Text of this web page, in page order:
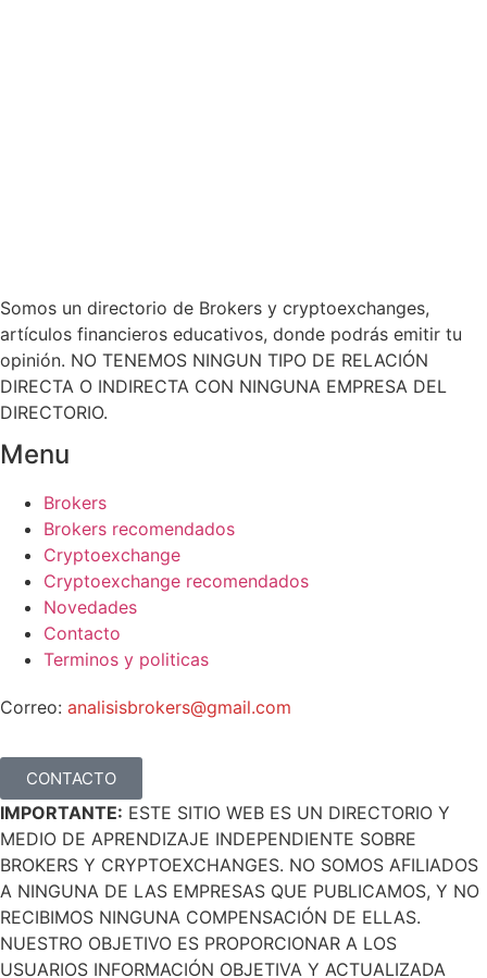
Somos un directorio de Brokers y cryptoexchanges,
artículos financieros educativos, donde podrás emitir tu
opinión. NO TENEMOS NINGUN TIPO DE RELACIÓN
DIRECTA O INDIRECTA CON NINGUNA EMPRESA DEL
DIRECTORIO.
Menu
Brokers
Brokers recomendados
Cryptoexchange
Cryptoexchange recomendados
Novedades
Contacto
Terminos y politicas
Correo: analisisbrokers@gmail.com
CONTACTO
IMPORTANTE: ESTE SITIO WEB ES UN DIRECTORIO Y
MEDIO DE APRENDIZAJE INDEPENDIENTE SOBRE
BROKERS Y CRYPTOEXCHANGES. NO SOMOS AFILIADOS
A NINGUNA DE LAS EMPRESAS QUE PUBLICAMOS, Y NO
RECIBIMOS NINGUNA COMPENSACIÓN DE ELLAS.
NUESTRO OBJETIVO ES PROPORCIONAR A LOS
USUARIOS INFORMACIÓN OBJETIVA Y ACTUALIZADA